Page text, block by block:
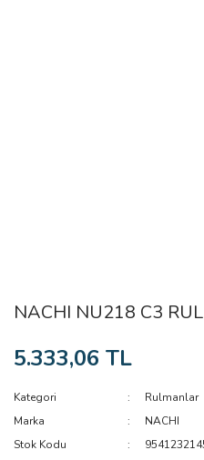
NACHI NU218 C3
5.333,06 TL
Kategori
Rulmanlar
Marka
NACHI
Stok Kodu